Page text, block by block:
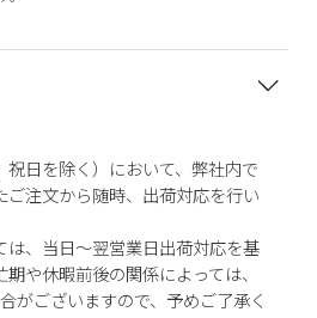
日を除く）において、弊社内で
ご注文から随時、出荷対応を行い
、当日～翌営業日出荷対応を基
や休暇前後の関係によっては、
がございますので、予めご了承く